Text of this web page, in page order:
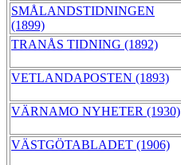
SMÅLANDSTIDNINGEN
(1899)
TRANÅS TIDNING (1892)
VETLANDAPOSTEN (1893)
VÄRNAMO NYHETER (1930)
VÄSTGÖTABLADET (1906)